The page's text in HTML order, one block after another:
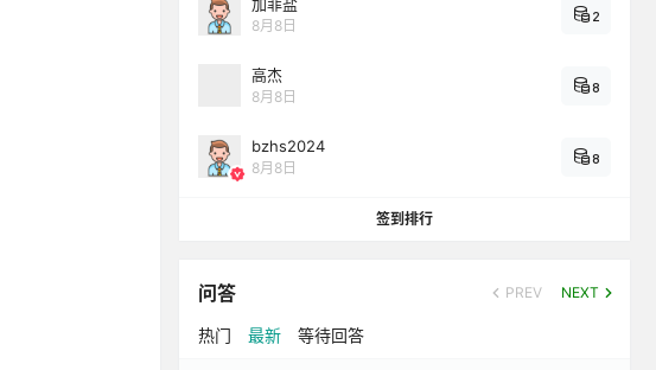
8月8日
2
高杰
8月8日
8
bzhs2024
8月8日
8
签到排行
问答 PREV NEXT
热门 最新 等待回答